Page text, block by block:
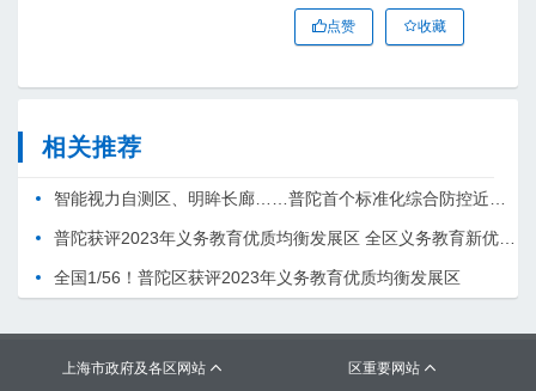
点赞 收藏
相关推荐
全国1/56！普陀区获评2023年义务教育优质均衡发展区
上海市政府及各区网站  区重要网站 